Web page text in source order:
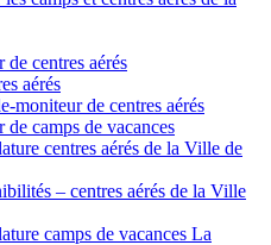
centres aérés
aérés
moniteur de centres aérés
camps de vacances
centres aérés de la Ville de
– centres aérés de la Ville
camps de vacances La